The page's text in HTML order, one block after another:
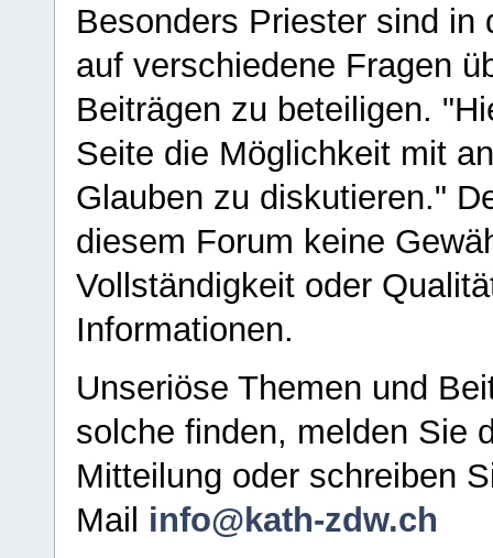
Besonders Priester sind in
auf verschiedene Fragen
Beiträgen zu beteiligen.
Seite die Möglichkeit mit
Glauben zu diskutieren."
diesem Forum keine
Vollständigkeit oder
Informationen.
Unseriöse Themen und
solche finden, melden Sie
Mitteilung oder schreiben
Mail info@kath-zdw.ch